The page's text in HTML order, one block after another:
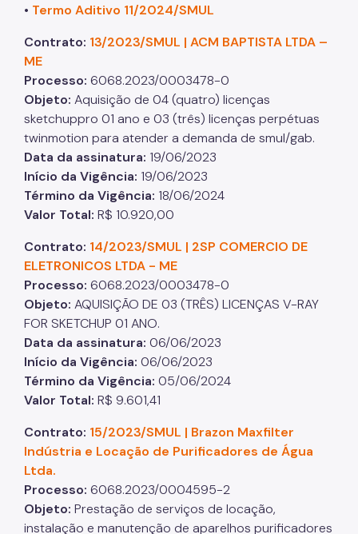
• Termo Aditivo 11/2024/SMUL
Contrato: 13/2023/SMUL | ACM BAPTISTA LTDA –
ME
Processo: 6068.2023/0003478-0
Objeto: Aquisição de 04 (quatro) licenças
sketchuppro 01 ano e 03 (três) licenças perpétuas
twinmotion para atender a demanda de smul/gab.
Data da assinatura: 19/06/2023
Início da Vigência: 19/06/2023
Término da Vigência: 18/06/2024
Valor Total: R$ 10.920,00
Contrato: 14/2023/SMUL | 2SP COMERCIO DE
ELETRONICOS LTDA - ME
Processo: 6068.2023/0003478-0
Objeto: AQUISIÇÃO DE 03 (TRÊS) LICENÇAS V-RAY
FOR SKETCHUP 01 ANO.
Data da assinatura: 06/06/2023
Início da Vigência: 06/06/2023
Término da Vigência: 05/06/2024
Valor Total: R$ 9.601,41
Contrato: 15/2023/SMUL | Brazon Maxfilter
Indústria e Locação de Purificadores de Água
Ltda.
Processo: 6068.2023/0004595-2
Objeto: Prestação de serviços de locação,
instalação e manutenção de aparelhos purificadores